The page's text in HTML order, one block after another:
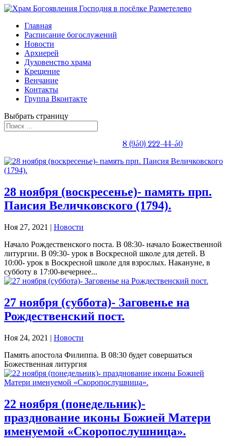
Главная
Расписание богослужений
Новости
Архиерей
Духовенство храма
Крещение
Венчание
Контакты
Группа Вконтакте
Выбрать страницу
8 (950) 222-44-50
28 ноября (воскресенье)- память прп.
Паисия Величковского (1794).
Ноя 27, 2021 | Новости
Начало Рождественского поста. В 08:30- начало Божественной
литургии. В 09:30- урок в Воскресной школе для детей. В
10:00- урок в Воскресной школе для взрослых. Накануне, в
субботу в 17:00-вечернее...
27 ноября (суббота)- Заговенье на
Рождественский пост.
Ноя 24, 2021 | Новости
Память апостола Филиппа. В 08:30 будет совершаться
Божественная литургия
22 ноября (понедельник)-
празднование иконы Божией Матери
именуемой «Скоропослушница».